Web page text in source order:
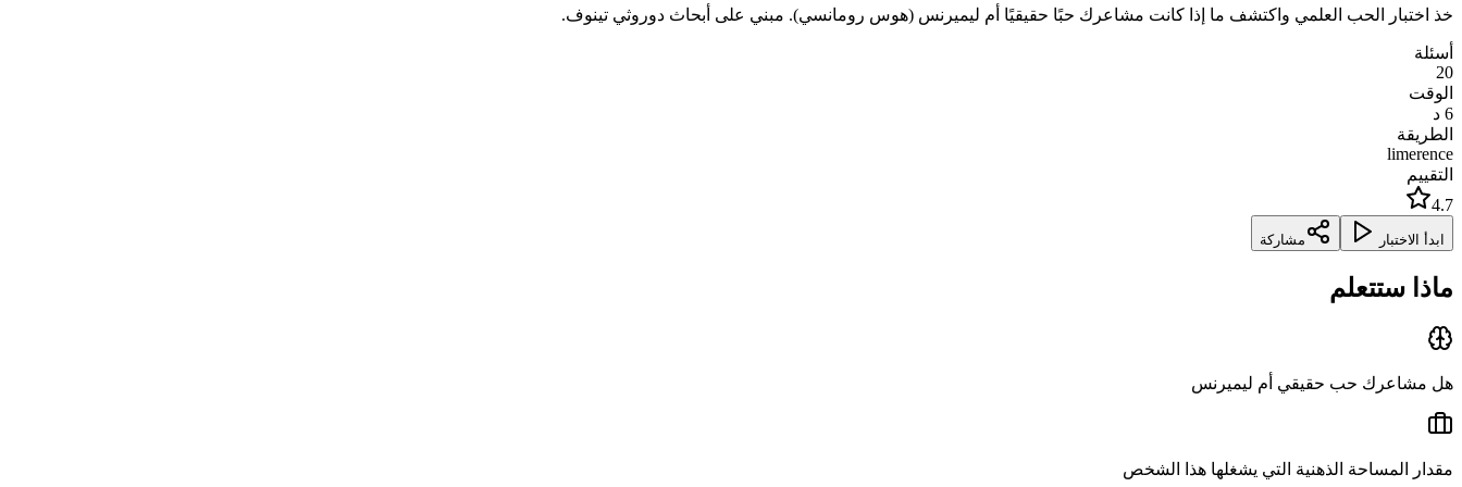
خذ اختبار الحب العلمي واكتشف ما إذا كانت مشاعرك حبًا حقيقيًا أم ليميرنس (هوس رومانسي). مبني على أبحاث دوروثي تينوف.
أسئلة
20
الوقت
6 د
الطريقة
limerence
التقييم
4.7
ابدأ الاختبار مشاركة
ماذا ستتعلم
هل مشاعرك حب حقيقي أم ليميرنس
مقدار المساحة الذهنية التي يشغلها هذا الشخص